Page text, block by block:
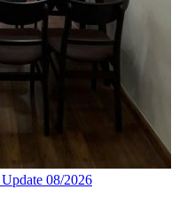
08/2026